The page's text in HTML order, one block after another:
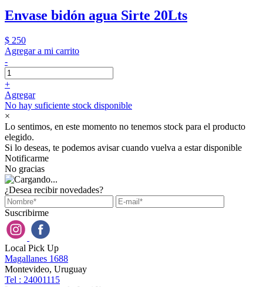
Envase bidón agua Sirte 20Lts
$ 250
Agregar a mi carrito
-
+
Agregar
No hay suficiente stock disponible
×
Lo sentimos, en este momento no tenemos stock para el producto
elegido.
Si lo deseas, te podemos avisar cuando vuelva a estar disponible
Notificarme
No gracias
¿Desea recibir novedades?
Suscribirme
Local Pick Up
Magallanes 1688
Montevideo, Uruguay
Tel : 24001115